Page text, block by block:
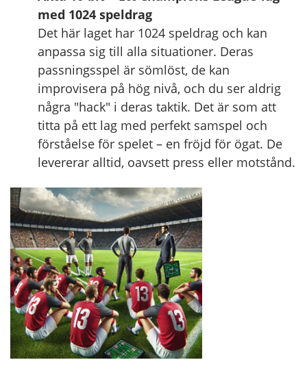
med 1024 speldrag
Det här laget har 1024 speldrag och kan
anpassa sig till alla situationer. Deras
passningsspel är sömlöst, de kan
improvisera på hög nivå, och du ser aldrig
några "hack" i deras taktik. Det är som att
titta på ett lag med perfekt samspel och
förståelse för spelet – en fröjd för ögat. De
levererar alltid, oavsett press eller motstånd.